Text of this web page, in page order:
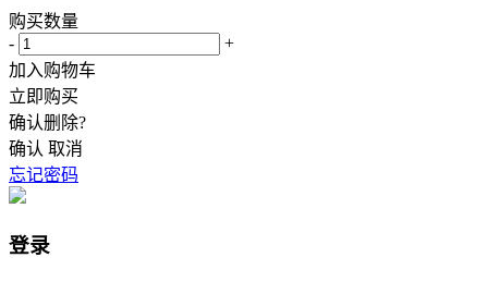
购买数量
-
+
加入购物车
立即购买
确认删除?
确认 取消
忘记密码
登录